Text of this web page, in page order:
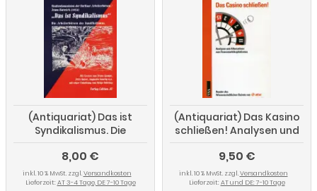
(Antiquariat) Das ist
Syndikalismus. Die
Arbeiterbörsen des
Syndikalismus
8,00 €
inkl. 10 % MwSt. zzgl.Versandkosten
Lieferzeit: AT 3-4 Tage, DE 7-10 Tage
(Antiquariat) Das Kasino
schließen! Analysen und
Alternativen zum
Finanzmarktkapitalismus
9,50 €
inkl. 10 % MwSt. zzgl.Versandkosten
Lieferzeit: AT und DE: 7-10 Tage